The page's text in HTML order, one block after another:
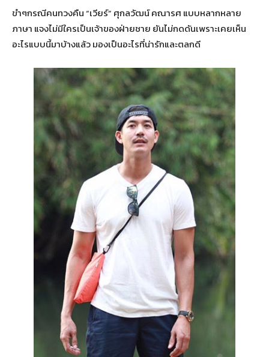
ขำๆกรณีคนทวงคืน “เวียร์” ศุกลวัฒน์ คณารศ แบบหลากหลาย
ภาษา แจงไม่มีใครเป็นเจ้าของฝ่ายชาย ยันไม่กดดันเพราะเคยเห็น
อะไรแบบนี้มาบ้างแล้ว มองเป็นอะไรที่น่ารักและตลกดี